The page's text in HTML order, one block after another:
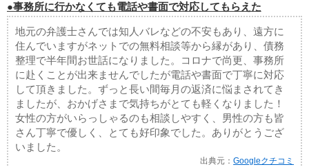
●事務所に行かなくても電話や書面で対応してもらえた
地元の弁護士さんでは知人バレなどの不安もあり、遠方に
住んでいますがネットでの無料相談等から縁があり、債務
整理で半年間お世話になりました。コロナで尚更、事務所
に赴くことが出来ませんでしたが電話や書面で丁寧に対応
して頂きました。ずっと長い間毎月の返済に悩まされてき
ましたが、おかげさまで気持ちがとても軽くなりました！
女性の方がいらっしゃるのも相談しやすく、男性の方も皆
さん丁寧で優しく、とても好印象でした。ありがとうござ
いました。
出典元：Googleクチコミ